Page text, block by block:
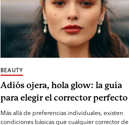
Adiós ojera, hola glow: la guía
para elegir el corrector perfecto
BEAUTY
Más allá de preferencias individuales, existen
condiciones básicas que cualquier corrector de